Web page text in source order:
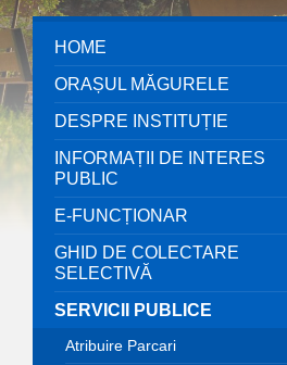
HOME
ORAȘUL MĂGURELE
DESPRE INSTITUȚIE
INFORMAȚII DE INTERES
PUBLIC
E-FUNCȚIONAR
GHID DE COLECTARE
SELECTIVĂ
SERVICII PUBLICE
Atribuire Parcari